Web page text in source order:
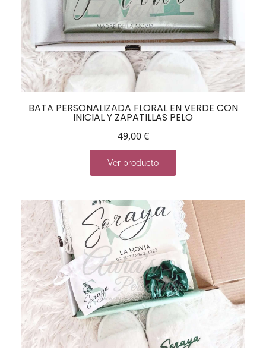
BATA PERSONALIZADA FLORAL EN VERDE CON
INICIAL Y ZAPATILLAS PELO
49,00€
Ver producto